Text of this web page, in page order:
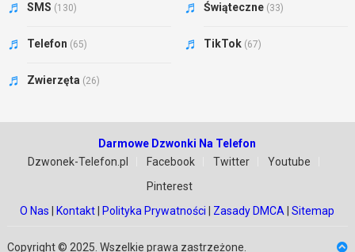
SMS (130) Świąteczne (33)
Telefon (65) TikTok (67)
Zwierzęta (26)
Darmowe Dzwonki Na Telefon
Dzwonek-Telefon.pl
Facebook Twitter
Youtube
Pinterest
O Nas
Kontakt Polityka Prywatności Zasady DMCA |Sitemap
Copyright © 2025. Wszelkie prawa zastrzeżone.